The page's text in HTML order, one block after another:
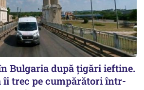
Bulgaria după țigări ieftine.
îi trec pe cumpărători într-